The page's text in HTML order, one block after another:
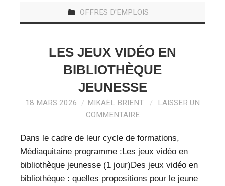
OFFRES D'EMPLOIS
LES JEUX VIDÉO EN
BIBLIOTHÈQUE
JEUNESSE
18 MARS 2026 MIKAËL BRIENT
LAISSER UN
COMMENTAIRE
Dans le cadre de leur cycle de formations,
Médiaquitaine programme :Les jeux vidéo en
bibliothèque jeunesse (1 jour)Des jeux vidéo en
bibliothèque : quelles propositions pour le jeune